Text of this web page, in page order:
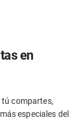
en
tú compartes,
especiales del